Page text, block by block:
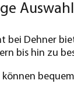
bei Dehner
bis hin zu